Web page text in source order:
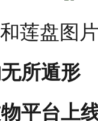
莲盘图
所遁形
台上线